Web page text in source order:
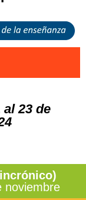
23 de
noviembre